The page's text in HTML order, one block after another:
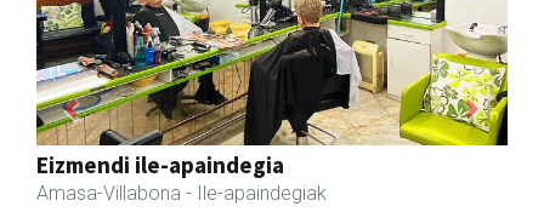
Fleming Herri Eskola
Amasa-Villabona - Hezkuntza
Previous Next